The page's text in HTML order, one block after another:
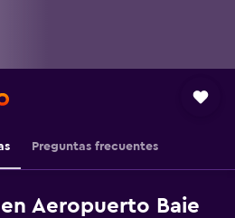
Preguntas frecuentes
Aeropuerto Baie